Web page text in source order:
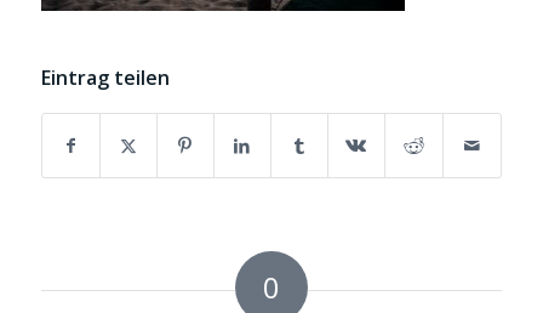
Eintrag teilen
0